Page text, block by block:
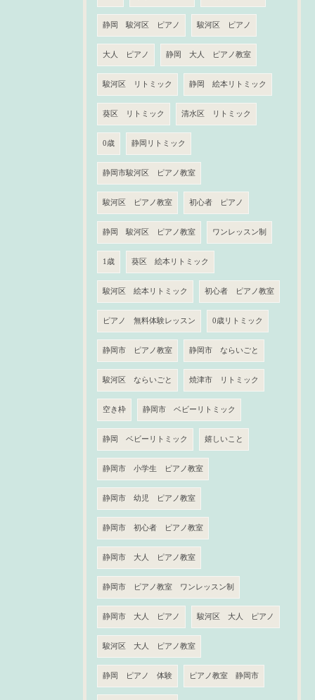
静岡 駿河区 ピアノ 駿河区 ピアノ
大人 ピアノ 静岡 大人 ピアノ教室
駿河区 リトミック 静岡 絵本リトミック
葵区 リトミック 清水区 リトミック
0歳 静岡リトミック
静岡市駿河区 ピアノ教室
駿河区 ピアノ教室 初心者 ピアノ
静岡 駿河区 ピアノ教室 ワンレッスン制
1歳 葵区 絵本リトミック
駿河区 絵本リトミック 初心者 ピアノ教室
ピアノ 無料体験レッスン 0歳リトミック
静岡市 ピアノ教室 静岡市 ならいごと
駿河区 ならいごと 焼津市 リトミック
空き枠 静岡市 ベビーリトミック
静岡 ベビーリトミック 嬉しいこと
静岡市 小学生 ピアノ教室
静岡市 幼児 ピアノ教室
静岡市 初心者 ピアノ教室
静岡市 大人 ピアノ教室
静岡市 ピアノ教室 ワンレッスン制
静岡市 大人 ピアノ 駿河区 大人 ピアノ
駿河区 大人 ピアノ教室
静岡 ピアノ 体験 ピアノ教室 静岡市